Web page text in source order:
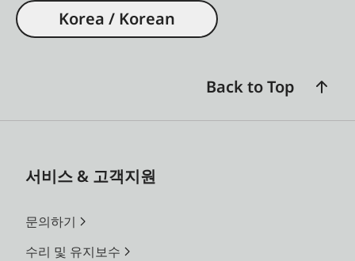
Korea / Korean
Back to Top
서비스 & 고객지원
문의하기
수리 및 유지보수